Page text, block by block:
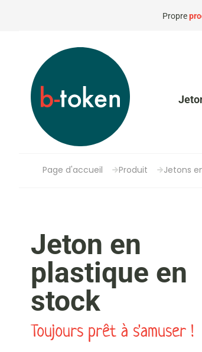
Propre
Page d'accueil Produit Jetons
Jeton en
plastique en
stock
Toujours prêt à s'amuser !